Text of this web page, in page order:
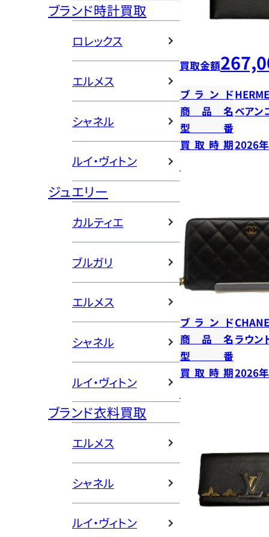
ブランド時計買取
ロレックス
エルメス
シャネル
ルイ・ヴィトン
ジュエリー
カルティエ
ブルガリ
エルメス
シャネル
ルイ・ヴィトン
ブランド衣料買取
エルメス
シャネル
ルイ・ヴィトン
買取金額
ブランド
商品名ベアン
型番
買取時期2026
ブランド
商品名 ラウン
型番
買取時期2026